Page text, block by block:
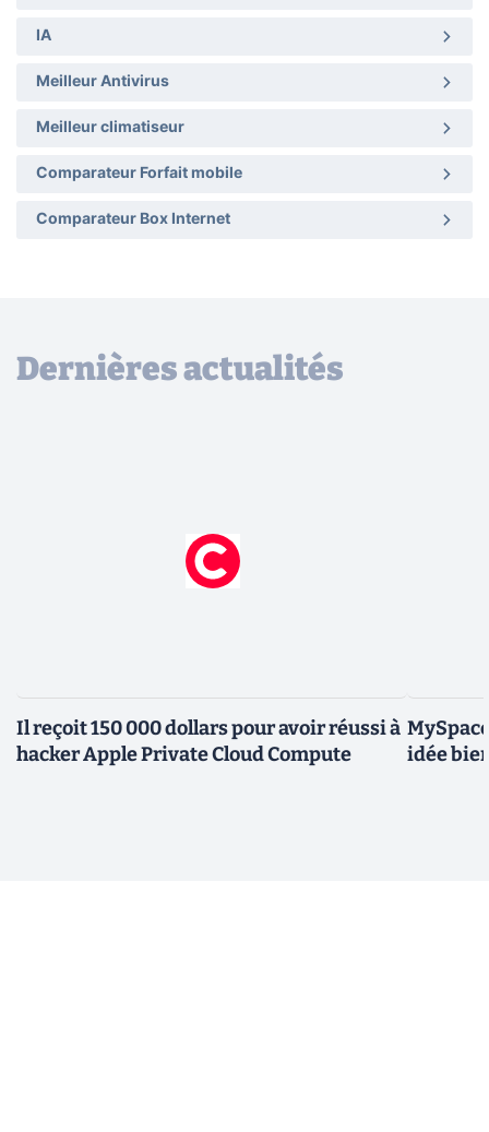
IA
Meilleur Antivirus
Meilleur climatiseur
Comparateur Forfait mobile
Comparateur Box Internet
Dernières actualités
Il reçoit 150 000 dollars pour avoir réussi à
hacker Apple Private Cloud Compute
idée